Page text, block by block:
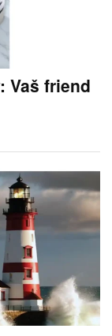
Vaš friend